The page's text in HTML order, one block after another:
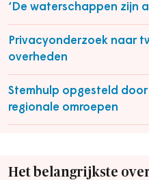
‘De waterschappen zijn
Privacyonderzoek naar
overheden
Stemhulp opgesteld door
regionale omroepen
Het belangrijkste